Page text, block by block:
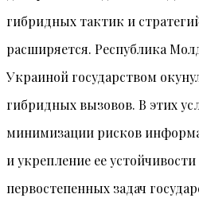
гибридных тактик и
расширяется. Республика
Украиной государством
гибридных вызовов. В этих
минимизации рисков
и укрепление ее
первостепенных задач